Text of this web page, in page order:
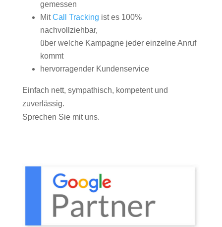
gemessen
MitCall Tracking ist es 100%
nachvollziehbar,
über welche Kampagne jeder einzelne Anruf
kommt
hervorragender Kundenservice
Einfach nett, sympathisch, kompetent und
zuverlässig.
Sprechen Sie mit uns.